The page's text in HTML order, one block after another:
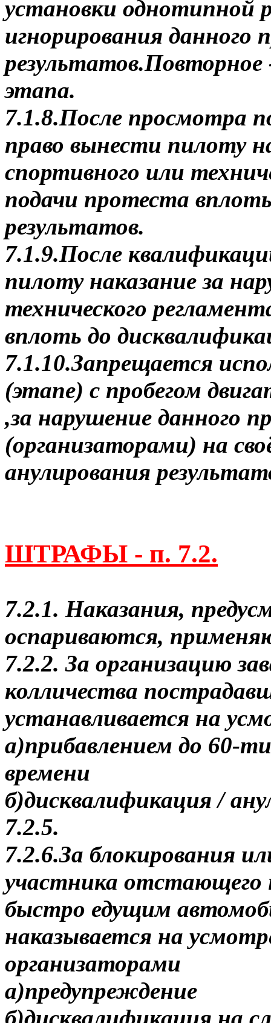
установки однотипной
игнорирования данного
этапа.
7.1.8.После просмотра
право вынести пилоту
спортивного или
подачи протеста
результатов.
7.1.9.После
пилоту наказание за
технического
вплоть до
7.1.10.Запрещается
(этапе) с пробегом
,за нарушение данного
(организаторами) на
анулирования
ШТРАФЫ - п. 7.2.
7.2.1. Наказания,
оспариваются,
7.2.2. За организацию
колличества
устанавливается на
а)прибавлением до 60-
времени
б)дисквалификация /
7.2.5.
7.2.6.За блокирования
участника отстающего
быстро едущим
наказывается на
организаторами
а)предупреждение
б)дисквалификация на